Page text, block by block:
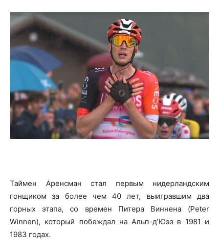
Таймен Аренсман стал первым нидерландским
гонщиком за более чем 40 лет, выигравшим два
горных этапа, со времен Питера Виннена (Peter
Winnen), который побеждал на Альп-д’Юэз в 1981 и
1983 годах.